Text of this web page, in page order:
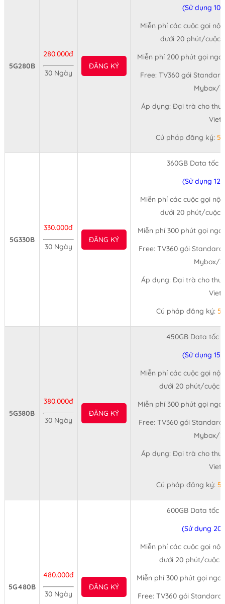
5G280B
280.000đ
30 Ngày
ĐĂNG KÝ
(Sử dụng
Miễn phí các cuộc gọi
dưới 20 phút/cuộc
Miễn phí 200 phút gọi
Free: TV360 gói
Mybox/
Áp dụng: Đại trà cho
Cú pháp đăng ký:
5G330B
330.000đ
30 Ngày
ĐĂNG KÝ
360GB Data tốc
(Sử dụng
Miễn phí các cuộc gọi
dưới 20 phút/cuộc
Miễn phí 300 phút gọi
Free: TV360 gói
Mybox/
Áp dụng: Đại trà cho
Cú pháp đăng ký:
5G380B
380.000đ
30 Ngày
ĐĂNG KÝ
450GB Data tốc
(Sử dụng
Miễn phí các cuộc gọi
dưới 20 phút/cuộc
Miễn phí 300 phút gọi
Free: TV360 gói
Mybox/
Áp dụng: Đại trà cho
Cú pháp đăng ký:
5G480B
480.000đ
30 Ngày
ĐĂNG KÝ
600GB Data tốc
(Sử dụng
Miễn phí các cuộc gọi
dưới 20 phút/cuộc
Miễn phí 300 phút gọi
Free: TV360 gói